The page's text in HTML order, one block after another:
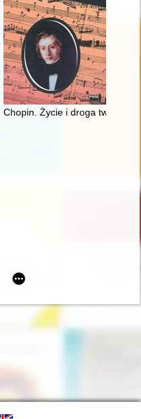
Iwaszkiewicza (w
Chopin. Życie i droga twórcza
szkiców